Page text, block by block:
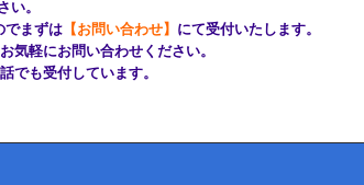
。
まずは 【お問い合わせ】 にて受付いたします。
お気軽にお問い合わせください。
も受付しています。